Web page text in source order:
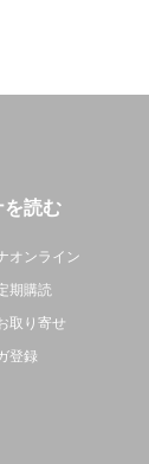
を読む
オンライン
期購読
取り寄せ
登録